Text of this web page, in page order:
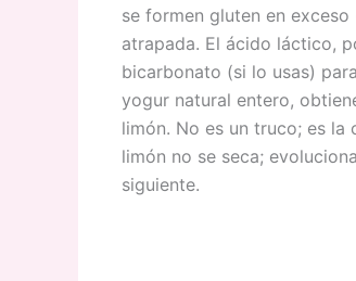
se formen gluten en
atrapada. El ácido láctico,
bicarbonato (si lo usas)
yogur natural entero,
limón. No es un truco; es
limón no se seca;
siguiente.